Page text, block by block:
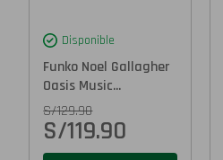
Disponible
Funko Noel Gallagher
Oasis Music...
S/129.90
S/119.90